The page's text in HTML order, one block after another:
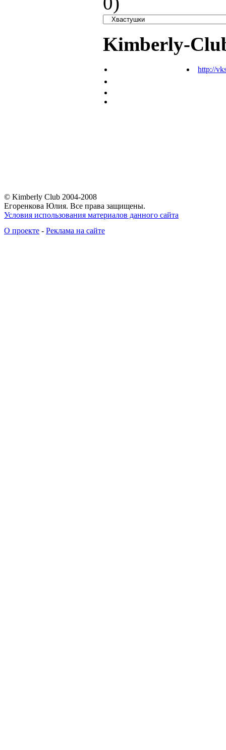
Kimberly-
http://
© Kimberly Club 2004-2008
Егоренкова Юлия. Все права защищены.
Условия использования материалов данного сайта
О проекте - Реклама на сайте